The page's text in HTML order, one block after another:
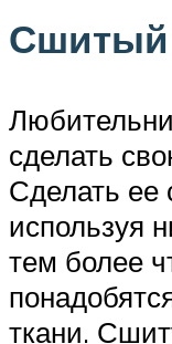
сделать
Сделать ее
используя
тем более
ткани.